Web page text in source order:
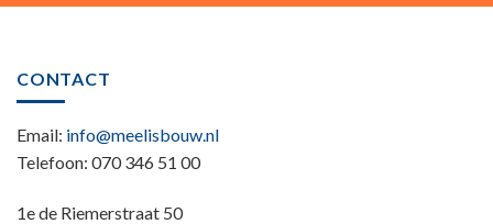
CONTACT
Email: info@meelisbouw.nl
Telefoon: 070 346 51 00
1e de Riemerstraat 50